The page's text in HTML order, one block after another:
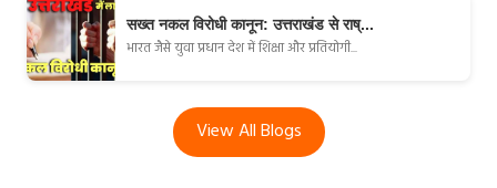
सख्त नकल विरोधी कानून: उत्तराखंड से राष्...
भारत जैसे युवा प्रधान देश में शिक्षा और प्रतियोगी...
View All Blogs